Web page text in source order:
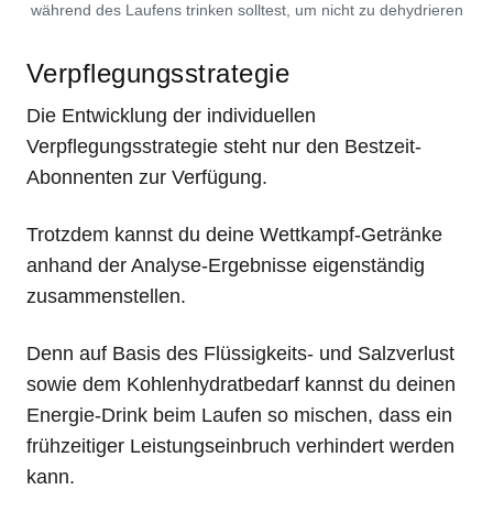
während des Laufens trinken solltest, um nicht zu dehydrieren
Verpflegungsstrategie
Die Entwicklung der individuellen
Verpflegungsstrategie steht nur den Bestzeit-
Abonnenten zur Verfügung.
Trotzdem kannst du deine Wettkampf-Getränke
anhand der Analyse-Ergebnisse eigenständig
zusammenstellen.
Denn auf Basis des Flüssigkeits- und Salzverlust
sowie dem Kohlenhydratbedarf kannst du deinen
Energie-Drink beim Laufen so mischen, dass ein
frühzeitiger Leistungseinbruch verhindert werden
kann.